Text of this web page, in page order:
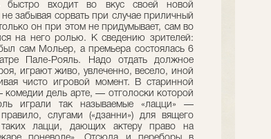
быстро входит во вкус своей новой
забывая сорвать при случае приличный
он при этом не придумывает, сам во
на него ролью. К сведению зрителей:
сам Мольер, а премьера состоялась 6
Пале-Рояль. Надо отдать должное
играют живо, увлеченно, весело, иной
чисто игровой момент. В старинной
дель арте, — отголоски которой
играли так называемые «лацци» —
слугами («дзанни») для вящего
лацци, дающих актеру право на